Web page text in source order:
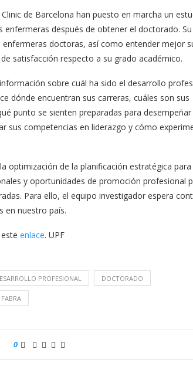
de Barcelona han puesto en marcha un
después de obtener el doctorado.
doctoras, así como entender mejor
satisfacción respecto a su grado académico.
sobre cuál ha sido el desarrollo
dónde encuentran sus carreras, cuáles son sus
punto se sienten preparadas para desempeñar
sus competencias en liderazgo y cómo
optimización de la planificación estratégica
y oportunidades de promoción profesional
Para ello, el equipo investigador espera
en nuestro país.
enlace. UPF
PROFESIONAL DOCTORADO
0